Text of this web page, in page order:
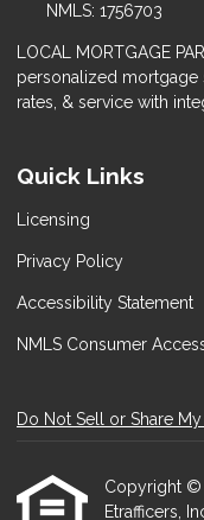
NMLS: 1756703
LOCAL MORTGAGE
personalized mortgage
rates, & service with
Quick Links
Licensing
Privacy Policy
Accessibility Statement
NMLS Consumer
Do Not Sell or Share
Copyright ©
Etrafficers,